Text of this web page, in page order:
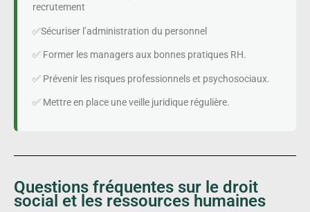
recrutement
✅Sécuriser l’administration du personnel
✅ Former les managers aux bonnes pratiques RH.
✅ Prévenir les risques professionnels et psychosociaux.
✅ Mettre en place une veille juridique régulière.
Questions fréquentes sur le droit
social et les ressources humaines